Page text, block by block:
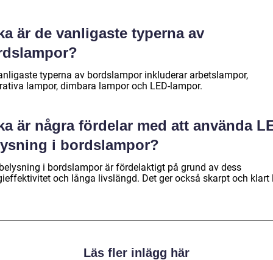
är de vanligaste typerna av
typerna av bordslampor inkluderar arbetslampor,
lampor, dimbara lampor och LED-lampor.
är några fördelar med att använda
i bordslampor?
i bordslampor är fördelaktigt på grund av dess
och långa livslängd. Det ger också skarpt och klart
Läs fler inlägg här